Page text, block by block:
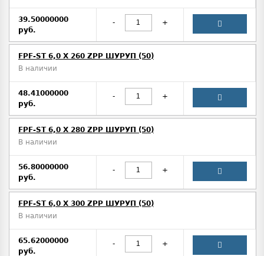
39.50000000
руб.
- +
FPF-ST 6,0 X 260 ZPP ШУРУП (50)
В наличии
48.41000000
руб.
- +
FPF-ST 6,0 X 280 ZPP ШУРУП (50)
В наличии
56.80000000
руб.
- +
FPF-ST 6,0 X 300 ZPP ШУРУП (50)
В наличии
65.62000000
руб.
- +